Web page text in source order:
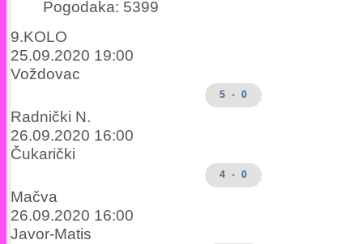
Pogodaka: 5399
9.KOLO
25.09.2020 19:00
Voždovac
5 - 0
Radnički N.
26.09.2020 16:00
Čukarički
4 - 0
Mačva
26.09.2020 16:00
Javor-Matis